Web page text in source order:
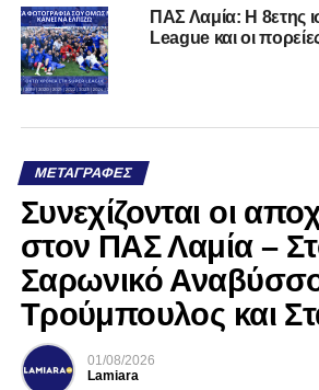
ΠΑΣ Λαμία: Η 8ετης
League και οι
ΜΕΤΑΓΡΑΦΈΣ
Συνεχίζονται οι
στον ΠΑΣ Λαμία –
Σαρωνικό
Τρούμπουλος και
01/08/2026
Lamiara